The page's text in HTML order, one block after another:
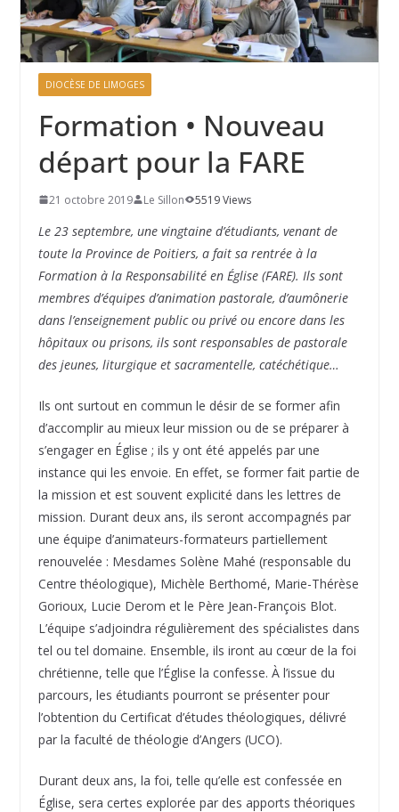
DIOCÈSE DE LIMOGES
Formation • Nouveau
départ pour la FARE
21 octobre 2019 Le Sillon 5519 Views
Le 23 septembre, une vingtaine d’étudiants, venant de
toute la Province de Poitiers, a fait sa rentrée à la
Formation à la Responsabilité en Église (FARE). Ils sont
membres d’équipes d’animation pastorale, d’aumônerie
dans l’enseignement public ou privé ou encore dans les
hôpitaux ou prisons, ils sont responsables de pastorale
des jeunes, liturgique et sacramentelle, catéchétique…
Ils ont surtout en commun le désir de se former afin
d’accomplir au mieux leur mission ou de se préparer à
s’engager en Église ; ils y ont été appelés par une
instance qui les envoie. En effet, se former fait partie de
la mission et est souvent explicité dans les lettres de
mission. Durant deux ans, ils seront accompagnés par
une équipe d’animateurs-formateurs partiellement
renouvelée : Mesdames Solène Mahé (responsable du
Centre théologique), Michèle Berthomé, Marie-Thérèse
Gorioux, Lucie Derom et le Père Jean-François Blot.
L’équipe s’adjoindra régulièrement des spécialistes dans
tel ou tel domaine. Ensemble, ils iront au cœur de la foi
chrétienne, telle que l’Église la confesse. À l’issue du
parcours, les étudiants pourront se présenter pour
l’obtention du Certificat d’études théologiques, délivré
par la faculté de théologie d’Angers (UCO).
Durant deux ans, la foi, telle qu’elle est confessée en
Église, sera certes explorée par des apports théoriques